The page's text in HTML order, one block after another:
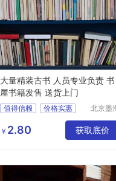
大量精装古书 人员专业负责 书
屋书籍发售 送货上门
值得信赖
价格实惠
北京墨
有限公司
￥ 2.80 获取底价